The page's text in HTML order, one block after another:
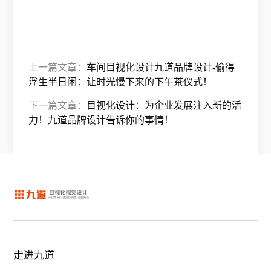
上一篇文章： 车间目视化设计九道品牌设计-偷得
浮生半日闲：让时光慢下来的下午茶仪式！
下一篇文章：
目视化设计：为企业发展注入新的活
力！九道品牌设计告诉你的事情！
走进九道